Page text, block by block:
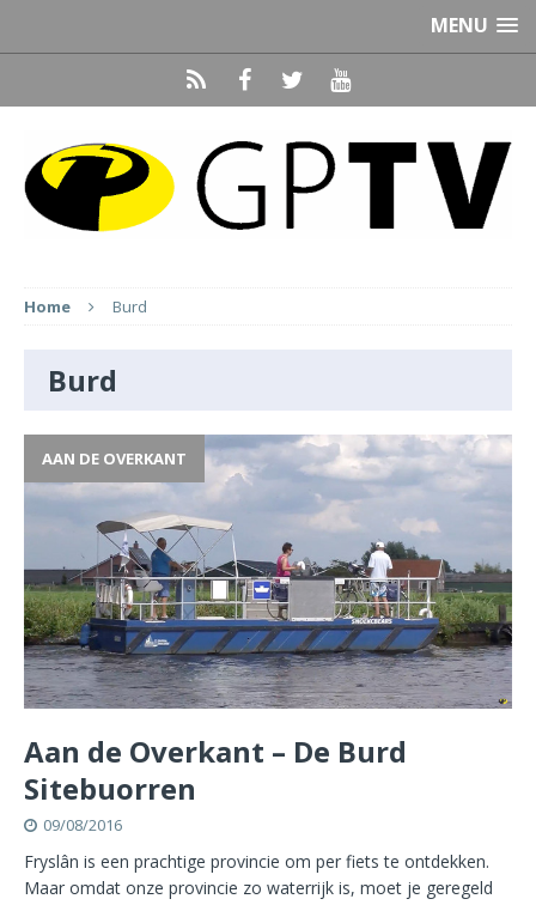
MENU
Home Burd
Burd
AAN DE OVERKANT
Aan de Overkant – De Burd
Sitebuorren
09/08/2016
Fryslân is een prachtige provincie om per fiets te ontdekken.
Maar omdat onze provincie zo waterrijk is, moet je geregeld